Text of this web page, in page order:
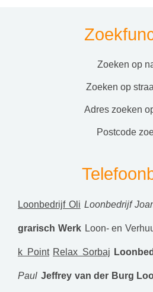
zoeken op
zoeken op
adres zoeken
postcode
Loonbedrijf Oli Loonbedrijf
grarisch Werk Loon- en
k Point Relax Sorbaj
Paul Jeffrey van der Burg